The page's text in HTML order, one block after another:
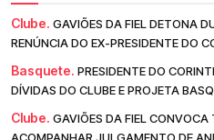
Clube. GAVIÕES DA FIEL DETONA
RENÚNCIA DO EX-PRESIDENTE DO
Basquete. PRESIDENTE DO
DÍVIDAS DO CLUBE E PROJETA
Clube. GAVIÕES DA FIEL
ACOMPANHAR JULGAMENTO DE